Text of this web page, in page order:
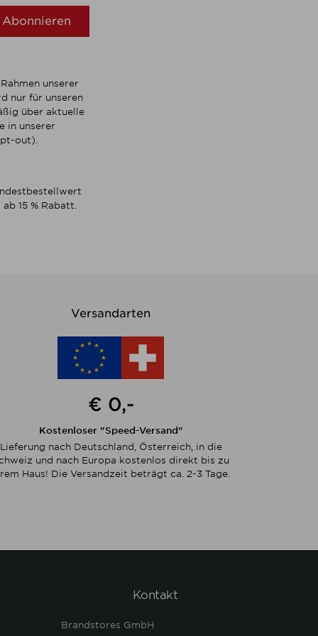
Abonnieren
unserer
nur für unseren
über aktuelle
in unserer
out).
15 % Rabatt.
Versandarten
€ 0,-
Kostenloser "Speed-Versand"
Lieferung nach Deutschland, Österreich, in die
und nach Europa kostenlos direkt bis zu
Haus! Die Versandzeit beträgt ca. 2-3 Tage.
Kontakt
Brandstores GmbH